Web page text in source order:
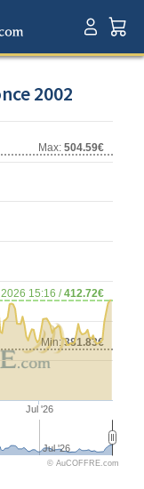
2002
Min:381.83€
Max: 504.59€
15:16 /412.72€
Jul '26
Jul '26
© AuCOFFRE.com